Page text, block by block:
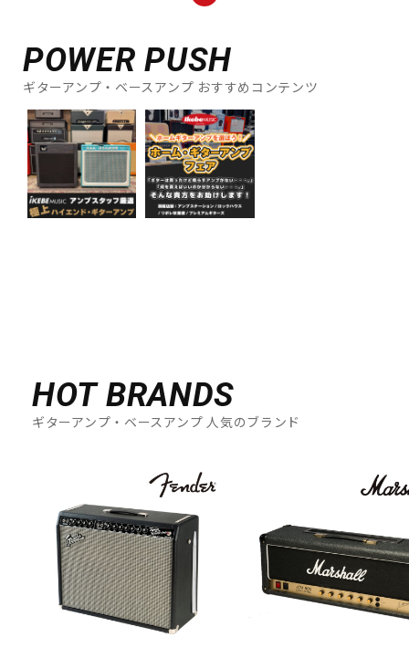
ヴィンテージ
POWER PUSH
ギターアンプ・ベースアンプ おすすめコンテンツ
HOT BRANDS
ギターアンプ・ベースアンプ 人気のブランド